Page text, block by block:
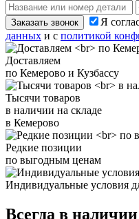
Заказать звонок Я
данных и с политикой
Доставляем
по Кемерово и Кузбассу
Тысячи товаров
в наличии на складе
в Кемерово
Редкие позиции
по выгодным ценам
Индивидуальные условия
Всегда в